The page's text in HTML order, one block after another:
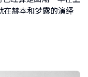
在赫本和梦露的演绎